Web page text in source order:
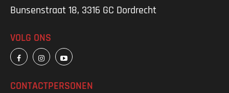
Bunsenstraat 18, 3316 GC Dordrecht
VOLG ONS
CONTACTPERSONEN